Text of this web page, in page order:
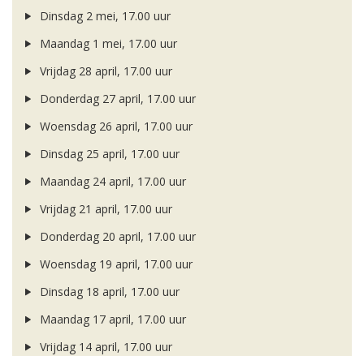
Dinsdag 2 mei, 17.00 uur
Maandag 1 mei, 17.00 uur
Vrijdag 28 april, 17.00 uur
Donderdag 27 april, 17.00 uur
Woensdag 26 april, 17.00 uur
Dinsdag 25 april, 17.00 uur
Maandag 24 april, 17.00 uur
Vrijdag 21 april, 17.00 uur
Donderdag 20 april, 17.00 uur
Woensdag 19 april, 17.00 uur
Dinsdag 18 april, 17.00 uur
Maandag 17 april, 17.00 uur
Vrijdag 14 april, 17.00 uur